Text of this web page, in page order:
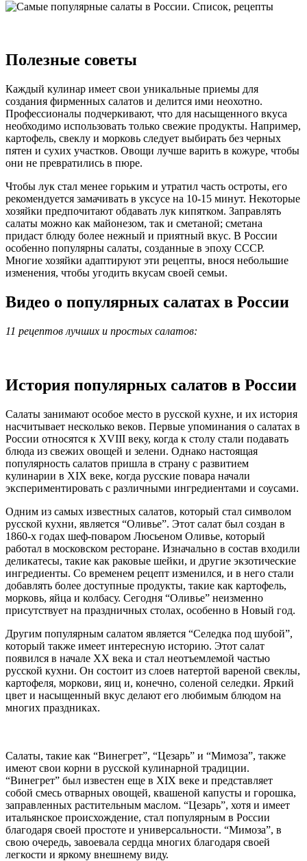
Полезные советы
Каждый кулинар имеет свои уникальные приемы для
создания фирменных салатов и делится ими неохотно.
Профессионалы подчеркивают, что для насыщенного вкуса
необходимо использовать только свежие продукты. Например,
картофель, свеклу и морковь следует выбирать без черных
пятен и сухих участков. Овощи лучше варить в кожуре, чтобы
они не превратились в пюре.
Чтобы лук стал менее горьким и утратил часть остроты, его
рекомендуется замачивать в уксусе на 10-15 минут. Некоторые
хозяйки предпочитают обдавать лук кипятком. Заправлять
салаты можно как майонезом, так и сметаной; сметана
придаст блюду более нежный и приятный вкус. В России
особенно популярны салаты, созданные в эпоху СССР.
Многие хозяйки адаптируют эти рецепты, внося небольшие
изменения, чтобы угодить вкусам своей семьи.
Видео о популярных салатах в России
11 рецептов лучших и простых салатов:
История популярных салатов в России
Салаты занимают особое место в русской кухне, и их история
насчитывает несколько веков. Первые упоминания о салатах в
России относятся к XVIII веку, когда к столу стали подавать
блюда из свежих овощей и зелени. Однако настоящая
популярность салатов пришла в страну с развитием
кулинарии в XIX веке, когда русские повара начали
экспериментировать с различными ингредиентами и соусами.
Одним из самых известных салатов, который стал символом
русской кухни, является “Оливье”. Этот салат был создан в
1860-х годах шеф-поваром Люсьеном Оливье, который
работал в московском ресторане. Изначально в состав входили
деликатесы, такие как раковые шейки, и другие экзотические
ингредиенты. Со временем рецепт изменился, и в него стали
добавлять более доступные продукты, такие как картофель,
морковь, яйца и колбасу. Сегодня “Оливье” неизменно
присутствует на праздничных столах, особенно в Новый год.
Другим популярным салатом является “Селедка под шубой”,
который также имеет интересную историю. Этот салат
появился в начале XX века и стал неотъемлемой частью
русской кухни. Он состоит из слоев натертой вареной свеклы,
картофеля, моркови, яиц и, конечно, соленой селедки. Яркий
цвет и насыщенный вкус делают его любимым блюдом на
многих праздниках.
Салаты, такие как “Винегрет”, “Цезарь” и “Мимоза”, также
имеют свои корни в русской кулинарной традиции.
“Винегрет” был известен еще в XIX веке и представляет
собой смесь отварных овощей, квашеной капусты и горошка,
заправленных растительным маслом. “Цезарь”, хотя и имеет
итальянское происхождение, стал популярным в России
благодаря своей простоте и универсальности. “Мимоза”, в
свою очередь, завоевала сердца многих благодаря своей
легкости и яркому внешнему виду.